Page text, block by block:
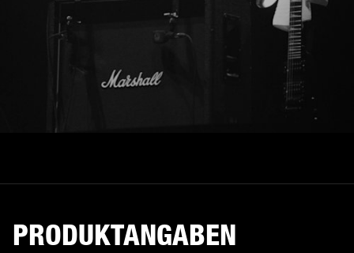
PRODUKTANGABEN